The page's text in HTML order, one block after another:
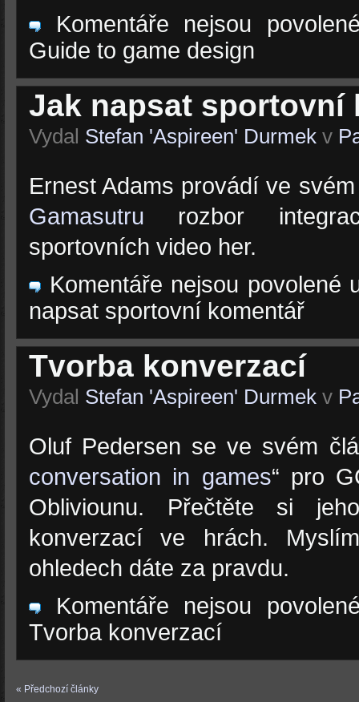
Komentáře nejsou
Guide to game design
Jak napsat sportovní
Vydal Stefan 'Aspireen' Durmek v
Ernest Adams provádí ve
Gamasutru rozbor
sportovních video her.
Komentáře nejsou povolené
napsat sportovní komentář
Tvorba konverzací
Vydal Stefan 'Aspireen' Durmek v
Oluf Pedersen se ve svém
conversation in games“ pro
Obliviounu. Přečtěte si
konverzací ve hrách.
ohledech dáte za pravdu.
Komentáře nejsou
Tvorba konverzací
« Předchozí články